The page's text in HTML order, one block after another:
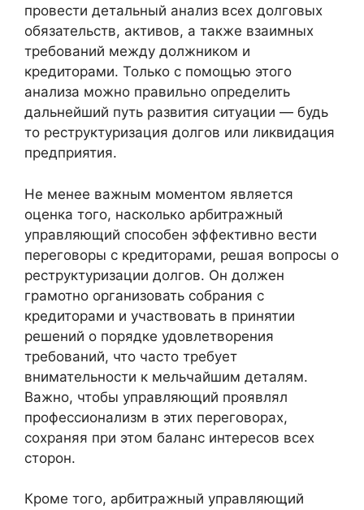
провести детальный анализ всех долговых
обязательств, активов, а также взаимных
требований между должником и
кредиторами. Только с помощью этого
анализа можно правильно определить
дальнейший путь развития ситуации — будь
то реструктуризация долгов или ликвидация
предприятия.
Не менее важным моментом является
оценка того, насколько арбитражный
управляющий способен эффективно вести
переговоры с кредиторами, решая вопросы о
реструктуризации долгов. Он должен
грамотно организовать собрания с
кредиторами и участвовать в принятии
решений о порядке удовлетворения
требований, что часто требует
внимательности к мельчайшим деталям.
Важно, чтобы управляющий проявлял
профессионализм в этих переговорах,
сохраняя при этом баланс интересов всех
сторон.
Кроме того, арбитражный управляющий